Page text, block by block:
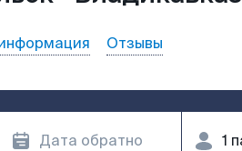
Отзывы